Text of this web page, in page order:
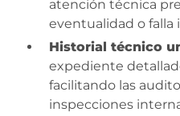
atención técnica
eventualidad o falla
Historial técnico
expediente
facilitando las
inspecciones